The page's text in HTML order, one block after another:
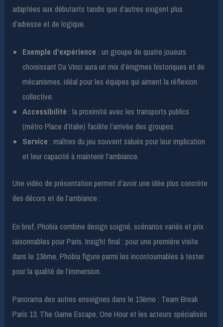
adaptées aux débutants tandis que d’autres exigent plus
d’adresse et de logique.
Exemple d’expérience : un groupe de quatre joueurs
choisissant Da Vinci aura un mix d’énigmes historiques et de
mécanismes, idéal pour les équipes qui aiment la réflexion
collective.
Accessibilité : la proximité avec les transports publics
(métro Place d’Italie) facilite l’arrivée des groupes.
Service : maîtres du jeu souvent salués pour leur implication
et leur capacité à maintenir l’ambiance.
Une vidéo de présentation permet d’avoir une idée plus concrète
des décors et de l’ambiance :
En bref, Phobia combine design soigné, scénarios variés et prix
raisonnables pour Paris. Insight final : pour une première visite
dans le 13ème, Phobia figure parmi les incontournables à tester
pour la qualité de l’immersion.
Panorama des autres enseignes dans le 13ème : Team Break
Paris 13, The Game Escape, One Hour et les acteurs spécialisés